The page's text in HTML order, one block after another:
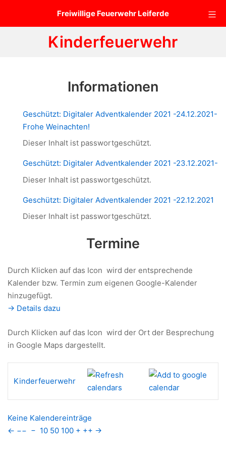
Freiwillige Feuerwehr Leiferde
Kinderfeuerwehr
Informationen
Geschützt: Digitaler Adventkalender 2021 -24.12.2021-
Frohe Weinachten!
Dieser Inhalt ist passwortgeschützt.
Geschützt: Digitaler Adventkalender 2021 -23.12.2021-
Dieser Inhalt ist passwortgeschützt.
Geschützt: Digitaler Adventkalender 2021 -22.12.2021
Dieser Inhalt ist passwortgeschützt.
Termine
Durch Klicken auf das Icon wird der entsprechende
Kalender bzw. Termin zum eigenen Google-Kalender
hinzugefügt.
-> Details dazu
Durch Klicken auf das Icon wird der Ort der Besprechung
in Google Maps dargestellt.
Kinderfeuerwehr
Keine Kalendereinträge
← −− − 10 50 100 + ++ →